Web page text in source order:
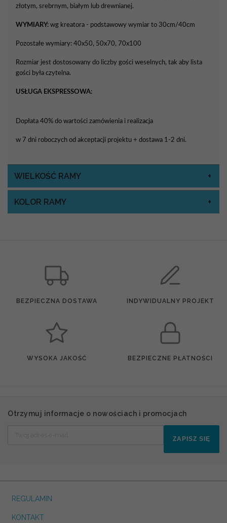
złotym, srebrnym, białym lub drewnianej.
WYMIARY: wg kreatora - podstawowy wymiar to 30cm/40cm
Pozostałe wymiary: 40x50, 50x70, 70x100
Rozmiar jest dostosowany do liczby gości weselnych, tak aby lista
gości była czytelna.
USŁUGA EKSPRESSOWA:
Dopłata 40% do wartości zamówienia i realizacja
w 7 dni roboczych od akceptacji projektu + dostawa 1-2 dni.
WIELKOŚĆ RAMY
KOLOR RAMY
BEZPIECZNA DOSTAWA INDYWIDUALNY PROJEKT
WYSOKA JAKOŚĆ BEZPIECZNE PŁATNOŚCI
Otrzymuj informacje o nowościach i promocjach
ZAPISZ SIĘ
REGULAMIN
KONTAKT